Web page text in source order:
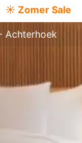
☀️ Zomer Sale
Achterhoek